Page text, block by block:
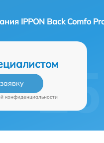
IPPON Back Comfo
конфиденциальности